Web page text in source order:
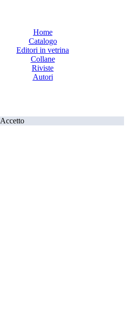
Home
Catalogo
Editori in vetrina
Collane
Riviste
Autori
Accetto